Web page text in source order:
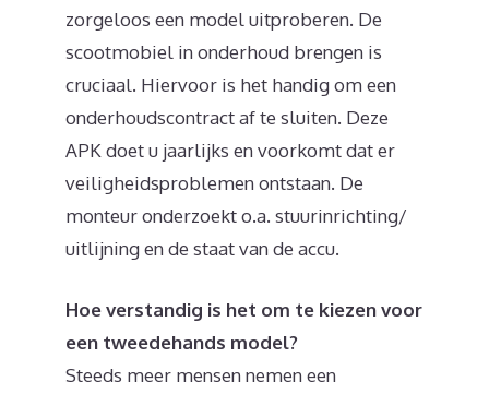
zorgeloos een model uitproberen. De
scootmobiel in onderhoud brengen is
cruciaal. Hiervoor is het handig om een
onderhoudscontract af te sluiten. Deze
APK doet u jaarlijks en voorkomt dat er
veiligheidsproblemen ontstaan. De
monteur onderzoekt o.a. stuurinrichting/
uitlijning en de staat van de accu.
Hoe verstandig is het om te kiezen voor
een tweedehands model?
Steeds meer mensen nemen een